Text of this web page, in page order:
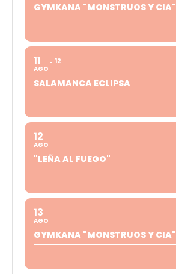
GYMKANA "MONSTRUOS Y CIA"
11
AGO
12
SALAMANCA ECLIPSA
12
AGO
"LEÑA AL FUEGO"
13
AGO
GYMKANA "MONSTRUOS Y CIA"